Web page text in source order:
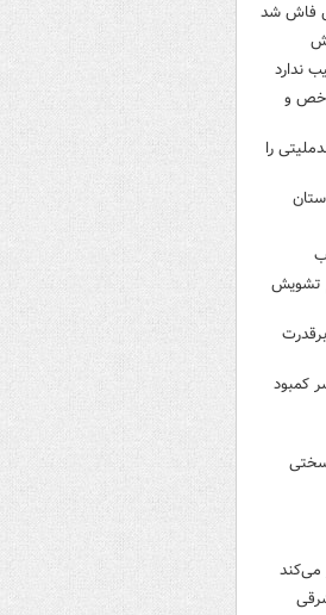
ندارد
شاخص و
را
تشویش
کمبود
می‌کند